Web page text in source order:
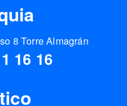
8 Torre Almagrán
16 16